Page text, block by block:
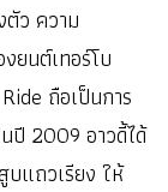
ว ความ
ยนต์เทอร์โบ
ถือเป็นการ
ปี 2009 อาวดี้ได้
บแถวเรียง ให้